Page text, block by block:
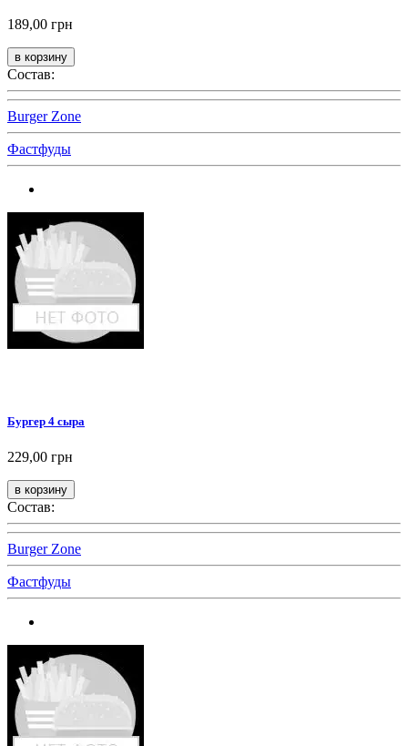
189,00 грн
Состав:
Burger Zone
Фастфуды
Бургер 4 сыра
229,00 грн
Состав:
Burger Zone
Фастфуды